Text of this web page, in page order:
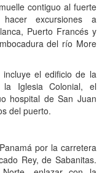
contiguo al fuerte
excursiones a
Puerto Francés y
del río More
incluye el edificio de la
la Iglesia Colonial, el
hospital de San Juan
del puerto.
por la carretera
Rey, de Sabanitas.